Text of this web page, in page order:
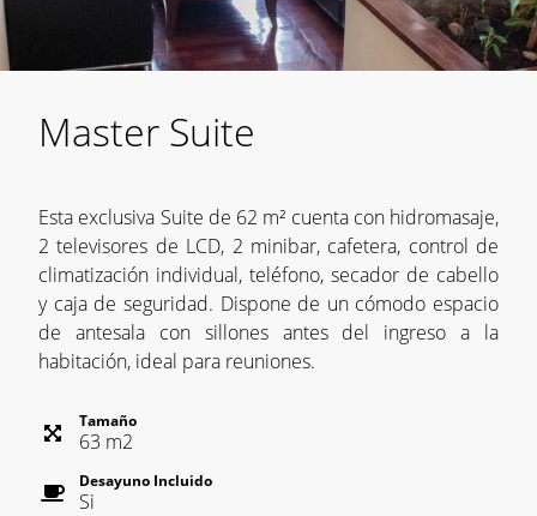
Master Suite
Esta exclusiva Suite de 62 m² cuenta con hidromasaje,
2 televisores de LCD, 2 minibar, cafetera, control de
climatización individual, teléfono, secador de cabello
y caja de seguridad. Dispone de un cómodo espacio
de antesala con sillones antes del ingreso a la
habitación, ideal para reuniones.
Tamaño
63 m2
Desayuno Incluido
Si